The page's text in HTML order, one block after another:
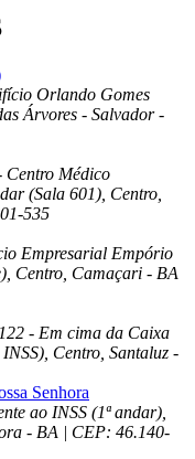
Orlando Gomes
Árvores - Salvador -
Centro Médico
(Sala 601), Centro,
535
Empresarial Empório
Centro, Camaçari - BA
- Em cima da Caixa
Centro, Santaluz -
Senhora
ao INSS (1ª andar),
- BA | CEP: 46.140-